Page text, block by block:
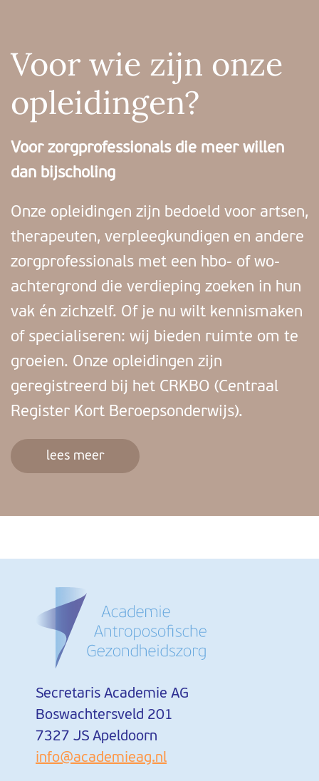
Voor wie zijn onze
opleidingen?
Voor zorgprofessionals die meer willen
dan bijscholing
Onze opleidingen zijn bedoeld voor artsen,
therapeuten, verpleegkundigen en andere
zorgprofessionals met een hbo- of wo-
achtergrond die verdieping zoeken in hun
vak én zichzelf. Of je nu wilt kennismaken
of specialiseren: wij bieden ruimte om te
groeien. Onze opleidingen zijn
geregistreerd bij het CRKBO (Centraal
Register Kort Beroepsonderwijs).
lees meer
Secretaris Academie AG
Boswachtersveld 201
7327 JS Apeldoorn
info@academieag.nl